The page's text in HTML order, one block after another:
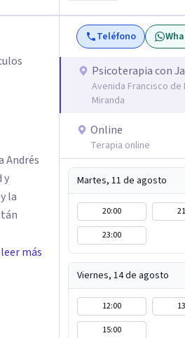
Andrés
y
daño.
leer más
Teléfono
Psicoterapia con
Avenida Francisco de
Miranda
Online
Terapia online
Martes, 11 de agosto
20:00
23:00
Viernes, 14 de agosto
12:00
15:00